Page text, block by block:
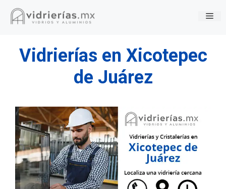
Saltar
Vidrierías en Xicotepec
de Juárez